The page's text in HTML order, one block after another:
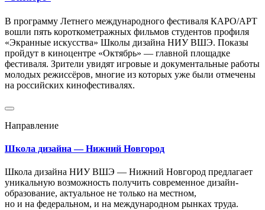
В программу Летнего международного фестиваля КАРО/АРТ
вошли пять короткометражных фильмов студентов профиля
«Экранные искусства» Школы дизайна НИУ ВШЭ. Показы
пройдут в киноцентре «Октябрь» — главной площадке
фестиваля. Зрители увидят игровые и документальные работы
молодых режиссёров, многие из которых уже были отмечены
на российских кинофестивалях.
Направление
Школа дизайна — Нижний Новгород
Школа дизайна НИУ ВШЭ — Нижний Новгород предлагает
уникальную возможность получить современное дизайн-
образование, актуальное не только на местном,
но и на федеральном, и на международном рынках труда.